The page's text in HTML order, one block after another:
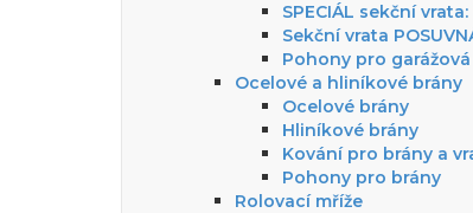
SPECIÁL sekční vrata:
Sekční vrata
Pohony pro
Ocelové a hliníkové brány
Ocelové brány
Hliníkové brány
Kování pro brány a
Pohony pro brány
Rolovací mříže